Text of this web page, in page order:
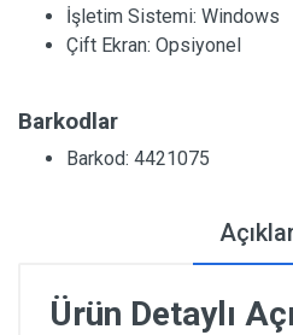
İşletim Sistemi: Windows
Çift Ekran: Opsiyonel
Barkodlar
Barkod: 4421075
Ürün Detaylı